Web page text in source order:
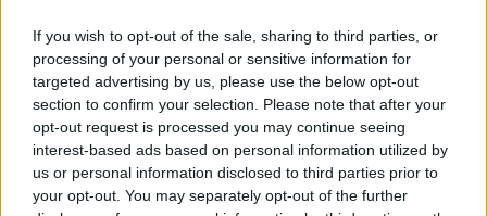
If you wish to opt-out of the sale, sharing to third parties, or
processing of your personal or sensitive information for
targeted advertising by us, please use the below opt-out
section to confirm your selection. Please note that after your
opt-out request is processed you may continue seeing
interest-based ads based on personal information utilized by
us or personal information disclosed to third parties prior to
your opt-out. You may separately opt-out of the further
L’ÎLOT EN
CHIFFRES